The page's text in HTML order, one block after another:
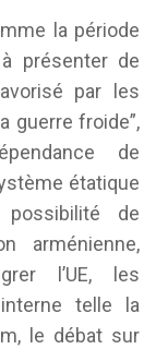
la période
présenter de
par les
guerre froide”,
de
étatique
de
arménienne,
l’UE, les
telle la
le débat sur